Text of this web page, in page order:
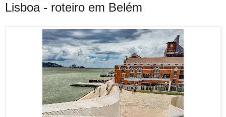
Lisboa - roteiro em Belém